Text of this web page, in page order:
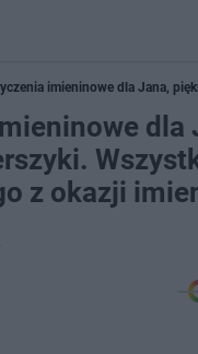
imieninowe dla Jana,
z okazji imienin
dla
z okazji